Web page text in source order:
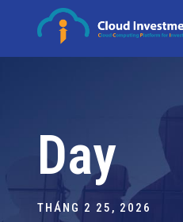
Day
THÁNG 2 25, 2026